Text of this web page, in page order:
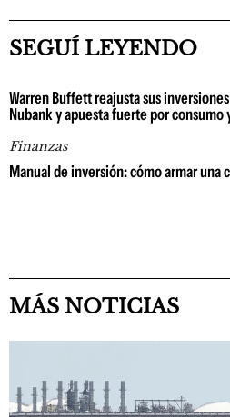
SEGUÍ LEYENDO
Warren Buffett reajusta sus
Nubank y apuesta fuerte por
Finanzas
Manual de inversión: cómo armar una
MÁS NOTICIAS